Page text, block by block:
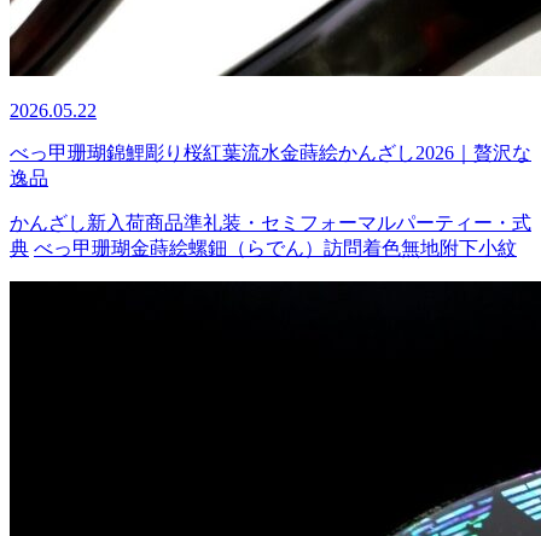
2026.05.22
べっ甲珊瑚錦鯉彫り桜紅葉流水金蒔絵かんざし2026｜贅沢な
逸品
かんざし新入荷商品準礼装・セミフォーマルパーティー・式
典 べっ甲珊瑚金蒔絵螺鈿（らでん） 訪問着色無地附下小紋